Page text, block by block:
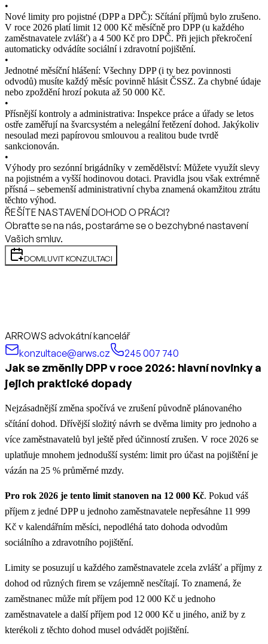
•
Nové limity pro pojistné (DPP a DPČ): Sčítání příjmů bylo zrušeno.
V roce 2026 platí limit 12 000 Kč měsíčně pro DPP (u každého
zaměstnavatele zvlášť) a 4 500 Kč pro DPČ. Při jejich překročení
automaticky odvádíte sociální i zdravotní pojištění.
•
Jednotné měsíční hlášení: Všechny DPP (i ty bez povinnosti
odvodů) musíte každý měsíc povinně hlásit ČSSZ. Za chybné údaje
nebo zpoždění hrozí pokuta až 50 000 Kč.
•
Přísnější kontroly a administrativa: Inspekce práce a úřady se letos
ostře zaměřují na švarcsystém a nelegální řetězení dohod. Jakýkoliv
nesoulad mezi papírovou smlouvou a realitou bude tvrdě
sankcionován.
•
Výhody pro sezónní brigádníky v zemědělství: Můžete využít slevy
na pojistném a vyšší hodinovou dotaci. Pravidla jsou však extrémně
přísná – sebemenší administrativní chyba znamená okamžitou ztrátu
těchto výhod.
ŘEŠÍTE NASTAVENÍ DOHOD O PRÁCI?
Obraťte se na nás, postaráme se o bezchybné nastavení
Vašich smluv.
DOMLUVIT KONZULTACI
ARROWS advokátní kancelář
konzultace@arws.cz
245 007 740
Jak se změnily DPP v roce 2026: hlavní novinky a
jejich praktické dopady
Nejzásadnější změna spočívá ve zrušení původně plánovaného
sčítání dohod. Dřívější složitý návrh se dvěma limity pro jednoho a
více zaměstnavatelů byl ještě před účinností zrušen. V roce 2026 se
uplatňuje mnohem jednodušší systém: limit pro účast na pojištění je
vázán na 25 % průměrné mzdy.
Pro rok 2026 je tento limit stanoven na 12 000 Kč. Pokud váš
příjem z jedné DPP u jednoho zaměstnavatele nepřesáhne 11 999
Kč v kalendářním měsíci, nepodléhá tato dohoda odvodům
sociálního a zdravotního pojištění.
Limity se posuzují u každého zaměstnavatele zcela zvlášť a příjmy z
dohod od různých firem se vzájemně nesčítají. To znamená, že
zaměstnanec může mít příjem pod 12 000 Kč u jednoho
zaměstnavatele a další příjem pod 12 000 Kč u jiného, aniž by z
kterékoli z těchto dohod musel odvádět pojištění.